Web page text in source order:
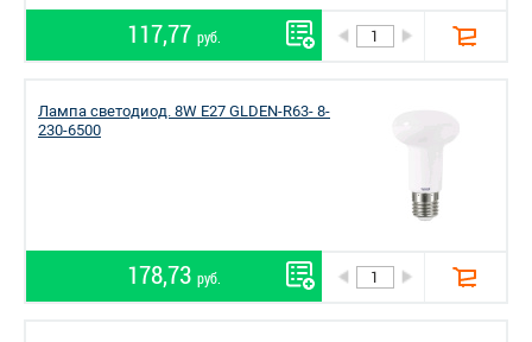
117,77 руб.
Лампа светодиод. 8W Е27 GLDEN-R63- 8-
230-6500
178,73 руб.